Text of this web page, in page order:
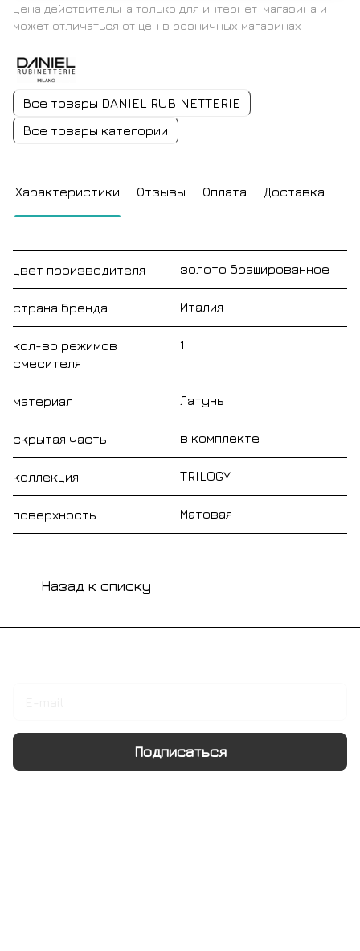
Цена действительна только для интернет-магазина и
может отличаться от цен в розничных магазинах
Все товары DANIEL RUBINETTERIE
Все товары категории
Характеристики Отзывы Оплата Доставка
цвет производителя золото брашированное
страна бренда Италия
кол-во режимов
смесителя
1
материал Латунь
скрытая часть в комплекте
коллекция TRILOGY
поверхность Матовая
Назад к списку
Подписаться